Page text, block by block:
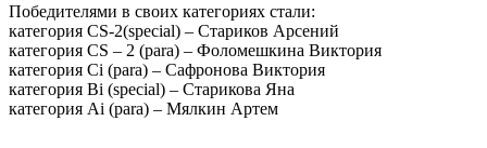
Победителями в своих категориях стали:
категория CS-2(special) – Стариков Арсений
категория CS – 2 (para) – Фоломешкина Виктория
категория Ci (para) – Сафронова Виктория
категория Вi (special) – Старикова Яна
категория Аi (para) – Мялкин Артем